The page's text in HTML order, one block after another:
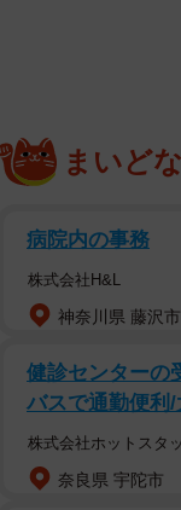
のアンケートでは、
す。結果から、子ど
この調査は、同メ
2026年2月にインタ
ランドセルの購
まいど
病院内の事務
株式会社H&L
神奈川県 藤沢市
健診センターの
バスで通勤便利
株式会社ホットスタ
奈良県 宇陀市